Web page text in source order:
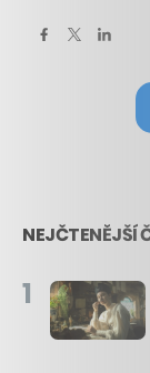
NEJČTENĚJŠÍ
1